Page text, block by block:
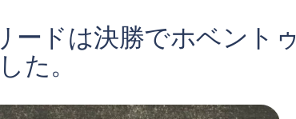
ードは決勝でホベントゥ
た。